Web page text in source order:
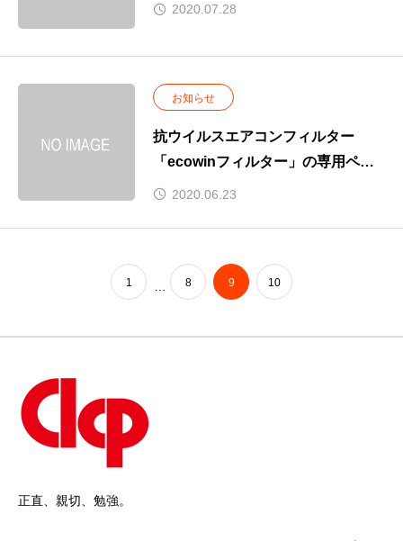
2020.07.28
お知らせ
抗ウイルスエアコンフィルター
「ecowinフィルター」の専用ペー
ジを開設しました。
2020.06.23
1 8 9 10
正直、親切、勉強。